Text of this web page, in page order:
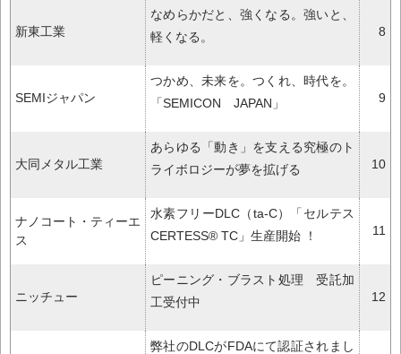
新東工業
なめらかだと、強くなる。強いと、
軽くなる。
8
SEMIジャパン
つかめ、未来を。つくれ、時代を。
「SEMICON JAPAN」
9
大同メタル工業
あらゆる「動き」を支える究極のト
ライボロジーが夢を拡げる
10
ナノコート・ティーエ
ス
水素フリーDLC（ta-C）「セルテス
CERTESS® TC」生産開始 ！
11
ニッチュー
ピーニング・ブラスト処理 受託加
工受付中
12
弊社のDLCがFDAにて認証されまし